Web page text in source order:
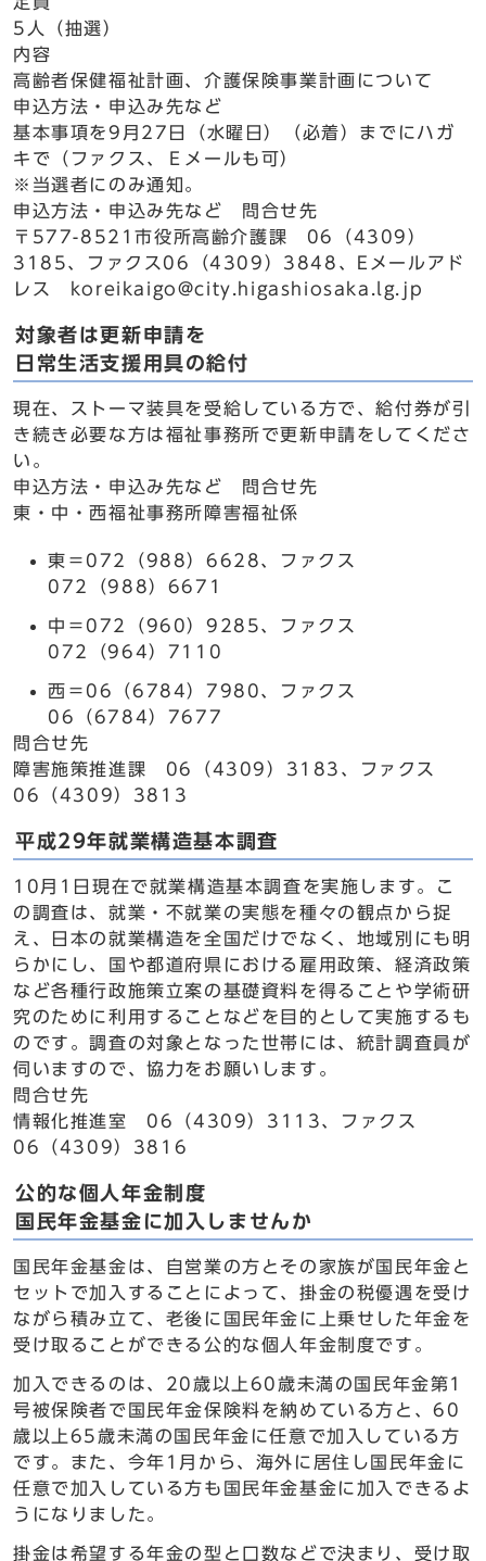
5人（抽選）
内容
高齢者保健福祉計画、介護保険事業計画について
申込方法・申込み先など
基本事項を9月27日（水曜日）（必着）までにハガ
キで（ファクス、Ｅメールも可）
※当選者にのみ通知。
申込方法・申込み先など 問合せ先
〒577-8521市役所高齢介護課 06（4309）
3185、ファクス06（4309）3848、Eメールアド
レス koreikaigo@city.higashiosaka.lg.jp
対象者は更新申請を
日常生活支援用具の給付
現在、ストーマ装具を受給している方で、給付券が引
き続き必要な方は福祉事務所で更新申請をしてくださ
い。
申込方法・申込み先など 問合せ先
東・中・西福祉事務所障害福祉係
東＝072（988）6628、ファクス
072（988）6671
中＝072（960）9285、ファクス
072（964）7110
西＝06（6784）7980、ファクス
06（6784）7677
問合せ先
障害施策推進課 06（4309）3183、ファクス
06（4309）3813
平成29年就業構造基本調査
10月1日現在で就業構造基本調査を実施します。こ
の調査は、就業・不就業の実態を種々の観点から捉
え、日本の就業構造を全国だけでなく、地域別にも明
らかにし、国や都道府県における雇用政策、経済政策
など各種行政施策立案の基礎資料を得ることや学術研
究のために利用することなどを目的として実施するも
のです。調査の対象となった世帯には、統計調査員が
伺いますので、協力をお願いします。
問合せ先
情報化推進室 06（4309）3113、ファクス
06（4309）3816
公的な個人年金制度
国民年金基金に加入しませんか
国民年金基金は、自営業の方とその家族が国民年金と
セットで加入することによって、掛金の税優遇を受け
ながら積み立て、老後に国民年金に上乗せした年金を
受け取ることができる公的な個人年金制度です。
加入できるのは、20歳以上60歳未満の国民年金第1
号被保険者で国民年金保険料を納めている方と、60
歳以上65歳未満の国民年金に任意で加入している方
です。また、今年1月から、海外に居住し国民年金に
任意で加入している方も国民年金基金に加入できるよ
うになりました。
掛金は希望する年金の型と口数などで決まり、受け取